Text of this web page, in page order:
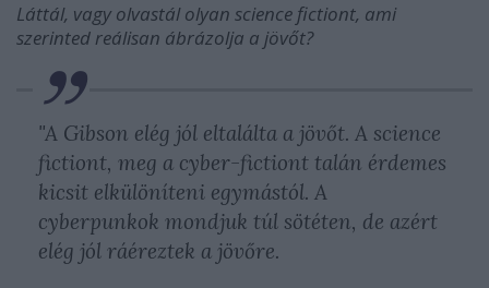
Láttál, vagy olvastál olyan science fictiont, ami
szerinted reálisan ábrázolja a jövőt?
"A Gibson elég jól eltalálta a jövőt. A science
fictiont, meg a cyber-fictiont talán érdemes
kicsit elkülöníteni egymástól. A
cyberpunkok mondjuk túl sötéten, de azért
elég jól ráéreztek a jövőre.